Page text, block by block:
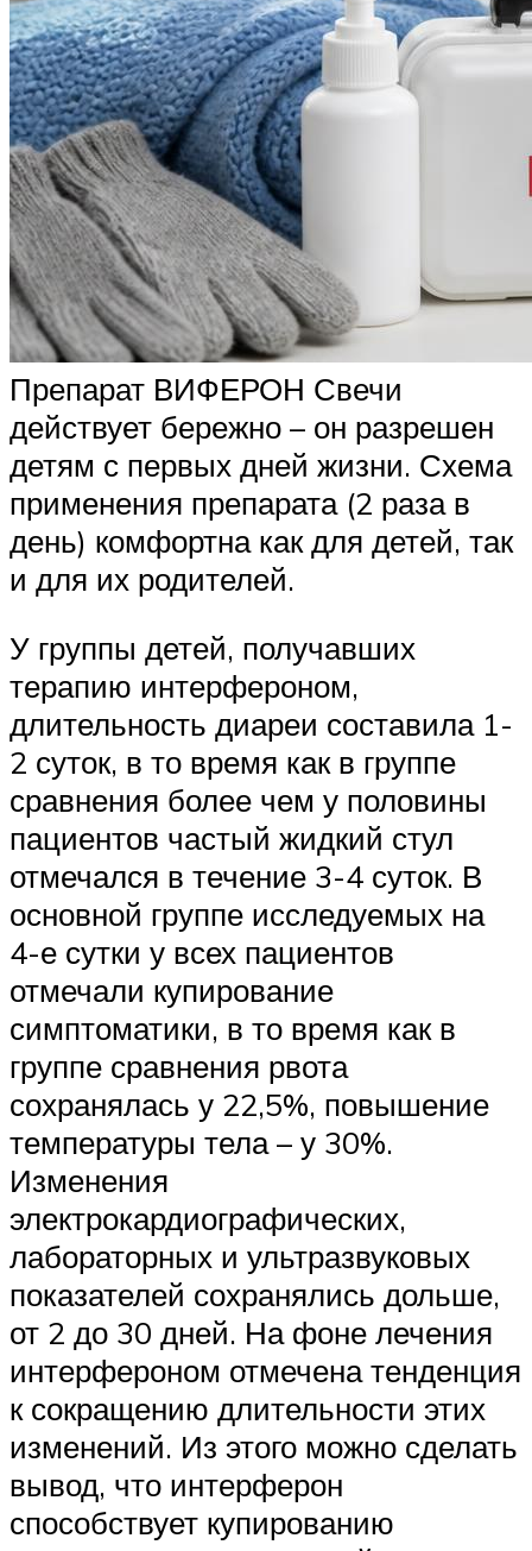
Препарат ВИФЕРОН Свечи
действует бережно – он разрешен
детям с первых дней жизни. Схема
применения препарата (2 раза в
день) комфортна как для детей, так
и для их родителей.
У группы детей, получавших
терапию интерфероном,
длительность диареи составила 1-
2 суток, в то время как в группе
сравнения более чем у половины
пациентов частый жидкий стул
отмечался в течение 3-4 суток. В
основной группе исследуемых на
4-е сутки у всех пациентов
отмечали купирование
симптоматики, в то время как в
группе сравнения рвота
сохранялась у 22,5%, повышение
температуры тела – у 30%.
Изменения
электрокардиографических,
лабораторных и ультразвуковых
показателей сохранялись дольше,
от 2 до 30 дней. На фоне лечения
интерфероном отмечена тенденция
к сокращению длительности этих
изменений. Из этого можно сделать
вывод, что интерферон
способствует купированию